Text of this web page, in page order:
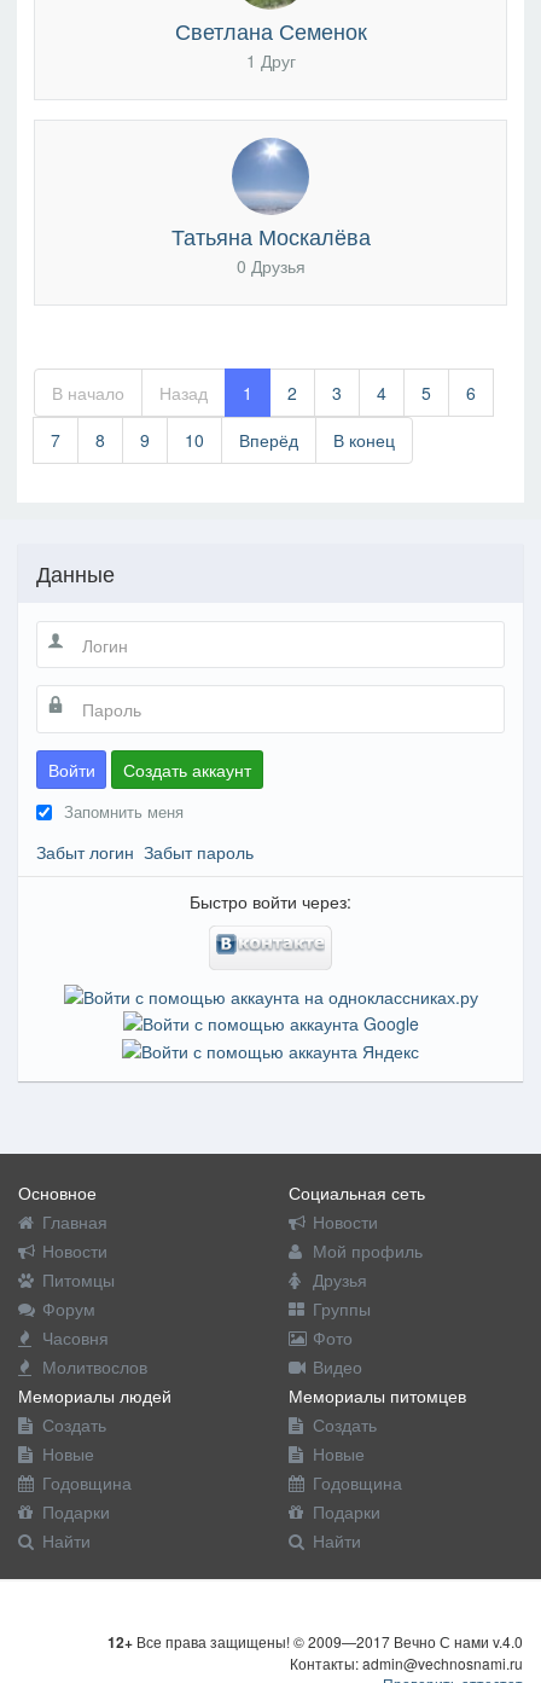
Светлана Семенок
1 Друг
Татьяна Москалёва
0 Друзья
В начало Назад 1 2 3 4 5
6
7
8 9 10 Вперёд В конец
Данные
Войти Создать аккаунт
Запомнить меня
Забыт логин Забыт пароль
Быстро войти через:
Основное
Главная
Новости
Питомцы
Форум
Часовня
Молитвослов
Социальная сеть
Новости
Мой профиль
Друзья
Группы
Фото
Видео
Мемориалы людей
Создать
Новые
Годовщина
Подарки
Найти
Мемориалы питомцев
Создать
Новые
Годовщина
Подарки
Найти
12+ Все права защищены! © 2009—2017 Вечно С нами v.4.0
Контакты: admin@vechnosnami.ru